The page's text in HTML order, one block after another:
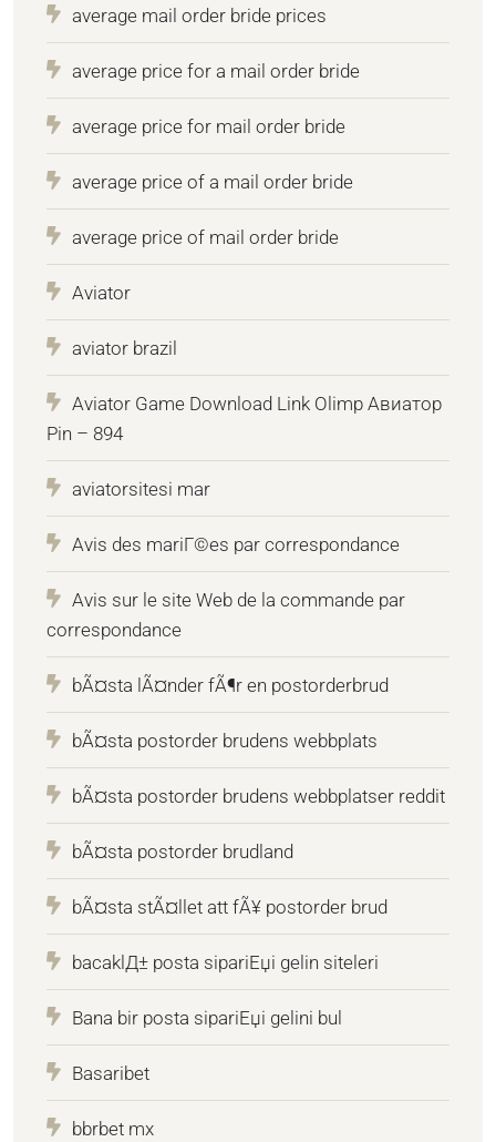
average mail order bride prices
average price for a mail order bride
average price for mail order bride
average price of a mail order bride
average price of mail order bride
Aviator
aviator brazil
Aviator Game Download Link Olimp Авиатор
Pin – 894
aviatorsitesi mar
Avis des mariГ©es par correspondance
Avis sur le site Web de la commande par
correspondance
bÃ¤sta lÃ¤nder fÃ¶r en postorderbrud
bÃ¤sta postorder brudens webbplats
bÃ¤sta postorder brudens webbplatser reddit
bÃ¤sta postorder brudland
bÃ¤sta stÃ¤llet att fÃ¥ postorder brud
bacaklД± posta sipariЕџi gelin siteleri
Bana bir posta sipariЕџi gelini bul
Basaribet
bbrbet mx